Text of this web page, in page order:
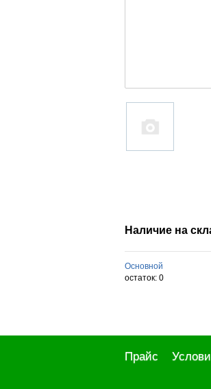
Наличие на
Основной
остаток: 0
Прайс